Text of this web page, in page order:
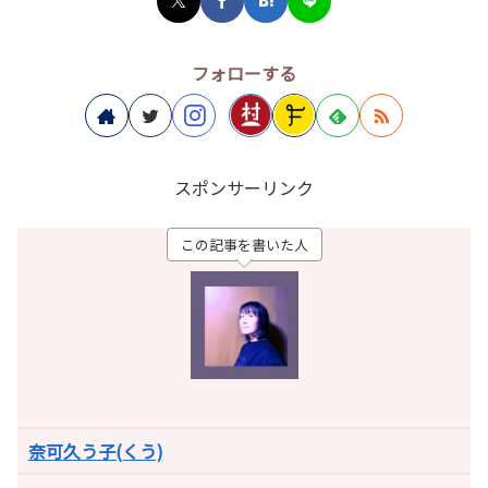
フォローする
スポンサーリンク
この記事を書いた人
奈可久う子(くう)